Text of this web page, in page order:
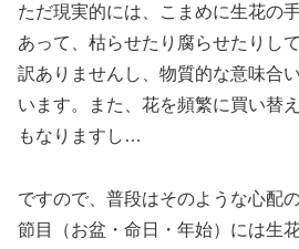
ただ現実的には、こまめに生花の
あって、枯らせたり腐らせたりし
訳ありませんし、物質的な意味合
います。また、花を頻繁に買い替
もなりますし…
ですので、普段はそのような心配
節目（お盆・命日・年始）には生